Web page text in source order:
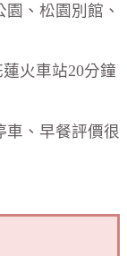
、松園別館、
火車站20分鐘
車、早餐評價很